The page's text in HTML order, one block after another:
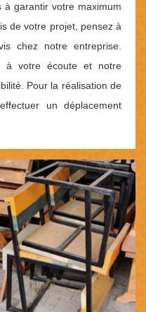
garantir votre maximum
de votre projet, pensez à
chez notre entreprise.
à votre écoute et notre
Pour la réalisation de
un déplacement